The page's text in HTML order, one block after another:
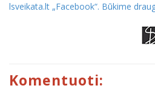
lsveikata.lt „Facebook“. Būkime
Komentuoti: